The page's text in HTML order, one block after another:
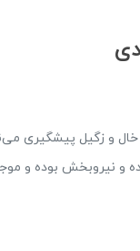
و زگیل پیشگیری
و نیروبخش بوده و